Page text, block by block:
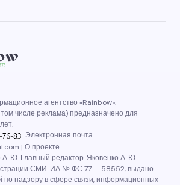
агентство «Rainbow».
числе реклама) предназначено для
Электронная почта:
| О проекте
А. Ю. Главный редактор: Яковенко А. Ю.
СМИ: ИА № ФС 77 — 58552, выдано
по надзору в сфере связи, информационных